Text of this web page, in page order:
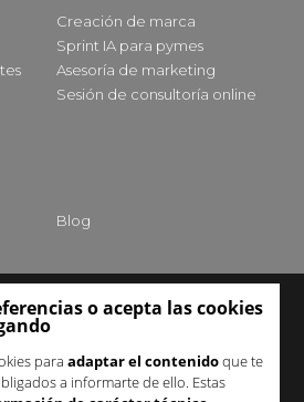
o acepta las cookies
para adaptar el contenidoque te
a informarte de ello. Estas
Creación de marca
Sprint IA para pymes
Asesoría de marketing
Sesión de consultoría online
Blog